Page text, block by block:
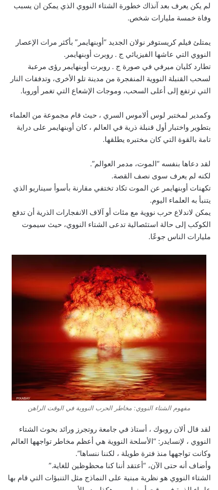
لم يكن يعرف بعد آنذاك خطورة الشتاء النووي الذي يمكن ان يسبب
وفاة خمسة مليارات شخص.
يمتلئ فيلم كريستوفر نولان الجديد “أوبنهايمر” بأكثر مرات الإعصار
النووي التي عاشها الفيزيائي ج . روبرت أوبنهايمر.
تطارد كليان ميرفي في صورة ج . روبرت أوبنهايمر رؤى مرعبة
لسحب القنبلة النووية المنفجرة من مدينة تلو الأخرى، وتدفقات النار
التي ترتفع إلى أعلى السحب، وموجات الإشعاع التي تغمر أوروبا.
وكمدير لمختبر لوس ألاموس السري ، حيث قام مجموعة من العلماء
بتطوير واختبار أول قنبلة ذرية في العالم ، كان أوبنهايمر على دراية
تامة بالقوة التي كان مختبره يطلقها.
لقد دعاها بنفسه “الموت، مدمر العوالم”.
لكنه لم يعرف سوى نصف القصة.
تكهنات أوبنهايمر عن الموت تكاد تختفي مقارنة بأسوأ سيناريو الذي
يتنبأ به العلماء اليوم.
يمكن لاندلاع حرب نووية مع مئات أو آلاف الانفجارات الذرية أن تدفع
الكوكب إلى حالة استئصالية تدعى الشتاء النووي، حيث سيموت
مليارات الناس جوعًا.
مفهوم الشتاء النووي: مخاطر الحرب النووية في الوقت الراهن
لقد قال ألان روبوك ، أستاذ في جامعة روتجرز ورائد بحوث الشتاء
النووي ، لإنسايدر: “الأسلحة النووية هي أعظم مخاطر تواجهها العالم
وكانت تواجهها منذ فترة طويلة ، لكننا ننساها”.
وأضاف أنه حتى الآن، “أعتقد أننا كنا محظوظين للغاية.”
الشتاء النووي هو نظرية مبنية على النماذج مثل التنبؤات التي قام بها